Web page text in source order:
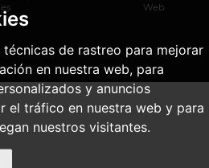
de rastreo para mejorar
en nuestra web, para
y anuncios
el tráfico en nuestra web y para
nuestros visitantes.
Web